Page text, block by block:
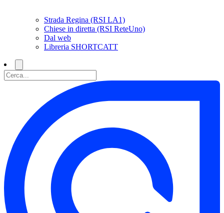
Strada Regina (RSI LA1)
Chiese in diretta (RSI ReteUno)
Dal web
Libreria SHORTCATT